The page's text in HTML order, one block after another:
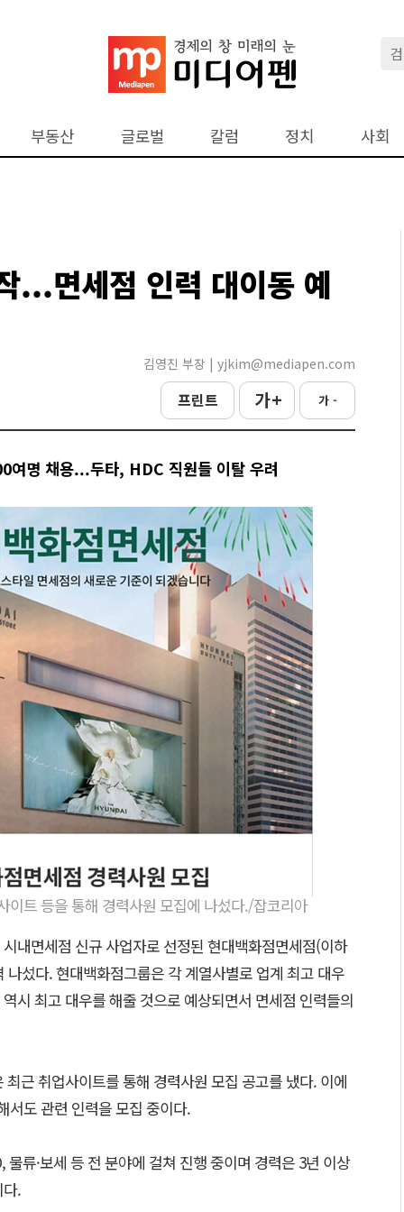
부동산 글로벌 칼럼 정치 사회
...면세점 인력 대이동 예
김영진 부장 | yjkim@mediapen.com
프린트 가 + 가 -
여명 채용...두타, HDC 직원들 이탈 우려
트 등을 통해 경력사원 모집에 나섰다./잡코리아
내면세점 신규 사업자로 선정된 현대백화점면세점(이하
섰다. 현대백화점그룹은 각 계열사별로 업계 최고 대우
시 최고 대우를 해줄 것으로 예상되면서 면세점 인력들의
근 취업사이트를 통해 경력사원 모집 공고를 냈다. 이에
서도 관련 인력을 모집 중이다.
류·보세 등 전 분야에 걸쳐 진행 중이며 경력은 3년 이상
.